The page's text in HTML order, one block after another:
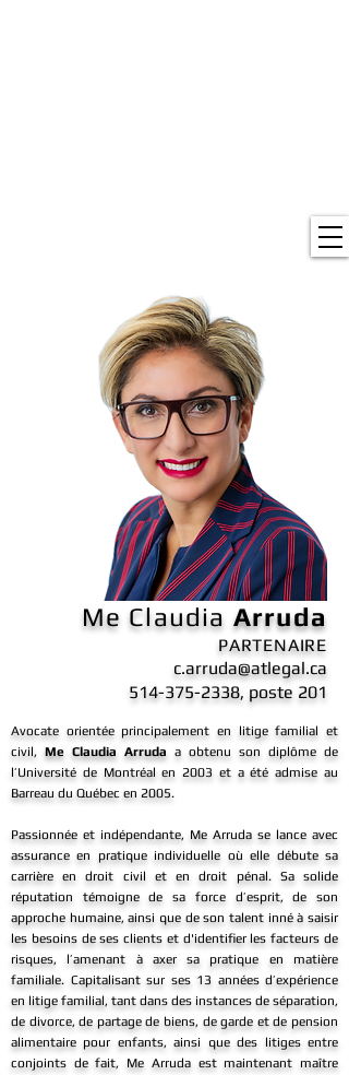
Avocate orientée principalement en litige familial et
civil, Me Claudia Arruda a obtenu son diplôme de
l’Université de Montréal en 2003 et a été admise au
Barreau du Québec en 2005.
Passionnée et indépendante, Me Arruda se lance avec
assurance en pratique individuelle où elle débute sa
carrière en droit civil et en droit pénal. Sa solide
réputation témoigne de sa force d’esprit, de son
approche humaine, ainsi que de son talent inné à saisir
les besoins de ses clients et d'identifier les facteurs de
risques, l’amenant à axer sa pratique en matière
familiale. Capitalisant sur ses 13 années d’expérience
en litige familial, tant dans des instances de séparation,
de divorce, de partage de biens, de garde et de pension
alimentaire pour enfants, ainsi que des litiges entre
conjoints de fait, Me Arruda est maintenant maître
PARTENAIRE
c.arruda@atlegal.ca
Me Claudia Arruda
514-375-2338, poste 201